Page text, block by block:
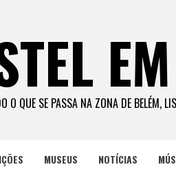
O QUE SE PASSA NA ZONA DE BELÉM,
MUSEUS NOTÍCIAS